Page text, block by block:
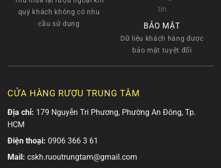
quý khách không có nhu
cầu sử dụng
BẢO MẬT
Dữ liệu khách hàng được
bảo mật tuyệt đối
CỬA HÀNG RƯỢU TRUNG TÂM
Địa chỉ: 179 Nguyễn Tri Phương, Phường An Đông, Tp.
HCM
Điện thoại: 0906 366 3 61
Mail: cskh.ruoutrungtam@gmail.com